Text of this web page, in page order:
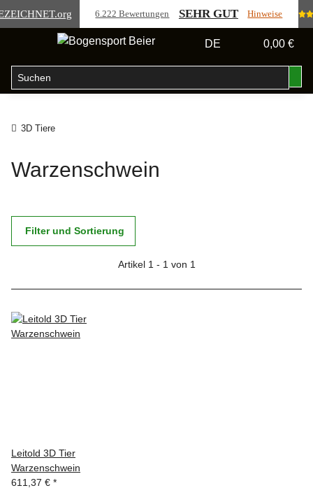
.org 6.222 Bewertungen SEHR GUT Hinweise
DE 0,00 €
3D Tiere
Warzenschwein
Filter und Sortierung
Artikel 1 - 1 von 1
Leitold 3D Tier
Warzenschwein
611,37 € *